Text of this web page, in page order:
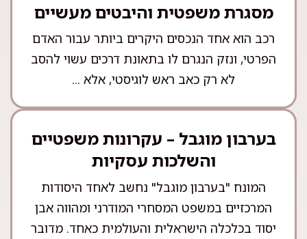
מסגרת משפטית והיבטים מעשיים
רכב הוא אחד הנכסים היקרים ביותר עבור האדם
הפרטי, ונזק הנגרם לו בתאונת דרכים עשוי להסב
לא רק כאב ראש לוגיסטי, אלא ...
בערבון מוגבל – עקרונות משפטיים
והשלכות עסקיות
המונח "בערבון מוגבל" נחשב לאחד היסודות
המרכזיים במשפט המסחרי המודרני ומהווה אבן
יסוד בכלכלה הישראלית והעולמית כאחד. מדובר